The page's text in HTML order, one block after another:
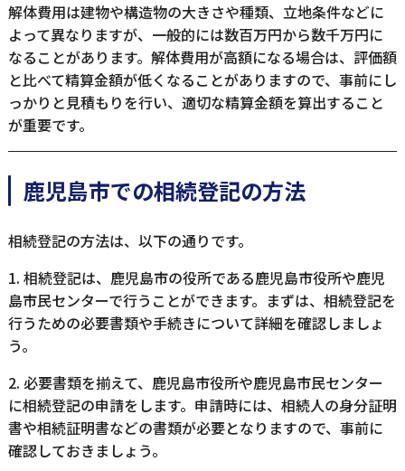
解体費用は建物や構造物の大きさや種類、立地条件などに
よって異なりますが、一般的には数百万円から数千万円に
なることがあります。解体費用が高額になる場合は、評価額
と比べて精算金額が低くなることがありますので、事前にし
っかりと見積もりを行い、適切な精算金額を算出すること
が重要です。
鹿児島市での相続登記の方法
相続登記の方法は、以下の通りです。
1. 相続登記は、鹿児島市の役所である鹿児島市役所や鹿児
島市民センターで行うことができます。まずは、相続登記を
行うための必要書類や手続きについて詳細を確認しましょ
う。
2. 必要書類を揃えて、鹿児島市役所や鹿児島市民センター
に相続登記の申請をします。申請時には、相続人の身分証明
書や相続証明書などの書類が必要となりますので、事前に
確認しておきましょう。